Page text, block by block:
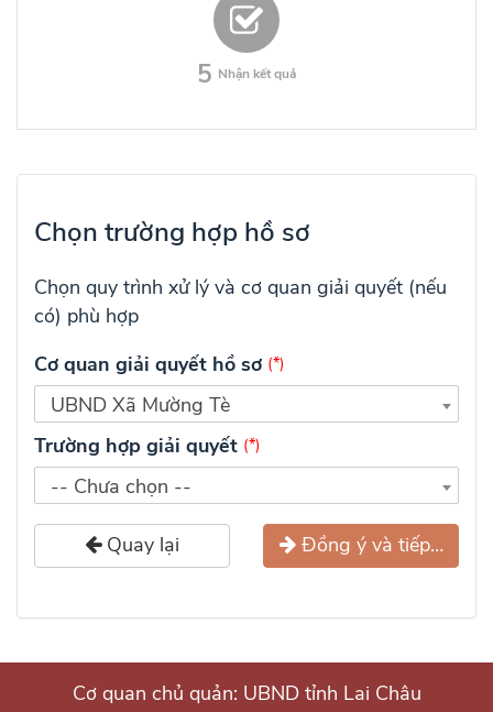
5 Nhận kết quả
Chọn trường hợp hồ sơ
Chọn quy trình xử lý và cơ quan giải quyết (nếu
có) phù hợp
Cơ quan giải quyết hồ sơ (*)
UBND Xã Mường Tè
Trường hợp giải quyết (*)
-- Chưa chọn --
Quay lại Đồng ý và tiếp tục
Cơ quan chủ quản: UBND tỉnh Lai Châu